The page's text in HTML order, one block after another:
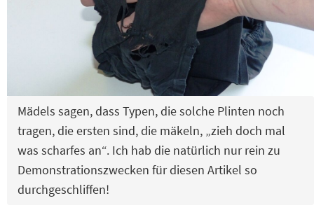
Mädels sagen, dass Typen, die solche Plinten noch
tragen, die ersten sind, die mäkeln, „zieh doch mal
was scharfes an“. Ich hab die natürlich nur rein zu
Demonstrationszwecken für diesen Artikel so
durchgeschliffen!